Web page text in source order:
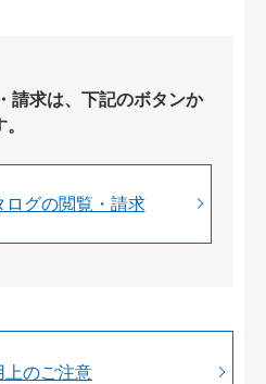
請求は、下記のボタンか
ログの閲覧・請求
上のご注意